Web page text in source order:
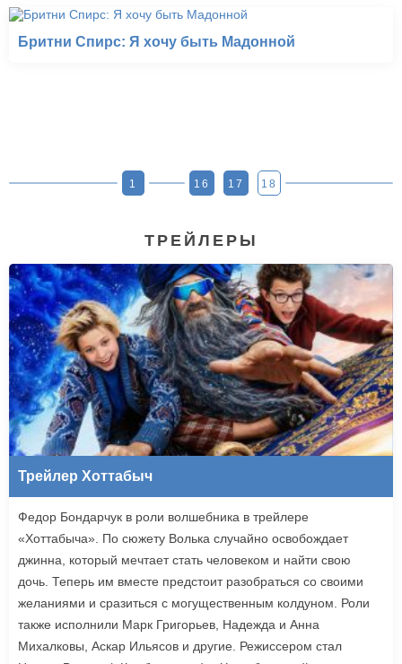
Бритни Спирс: Я хочу быть Мадонной
1 16 17 18
ТРЕЙЛЕРЫ
Трейлер Хоттабыч
Федор Бондарчук в роли волшебника в трейлере
«Хоттабыча». По сюжету Волька случайно освобождает
джинна, который мечтает стать человеком и найти свою
дочь. Теперь им вместе предстоит разобраться со своими
желаниями и сразиться с могущественным колдуном. Роли
также исполнили Марк Григорьев, Надежда и Анна
Михалковы, Аскар Ильясов и другие. Режиссером стал